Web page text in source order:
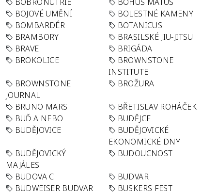
BOJOVÉ UMĚNÍ
BOLESTNÉ KAMENY
BOMBARDÉR
BOTANICUS
BRAMBORY
BRASILSKÉ JIU-JITSU
BRAVE
BRIGÁDA
BROKOLICE
BROWNSTONE
INSTITUTE
BROWNSTONE
JOURNAL
BROŽURA
BRUNO MARS
BŘETISLAV ROHÁČEK
BUĎ A NEBO
BUDĚJCE
BUDĚJOVICE
BUDĚJOVICKÉ
EKONOMICKÉ DNY
BUDĚJOVICKÝ
MAJÁLES
BUDOUCNOST
BUDOVA C
BUDVAR
BUDWEISER BUDVAR
BUSKERS FEST